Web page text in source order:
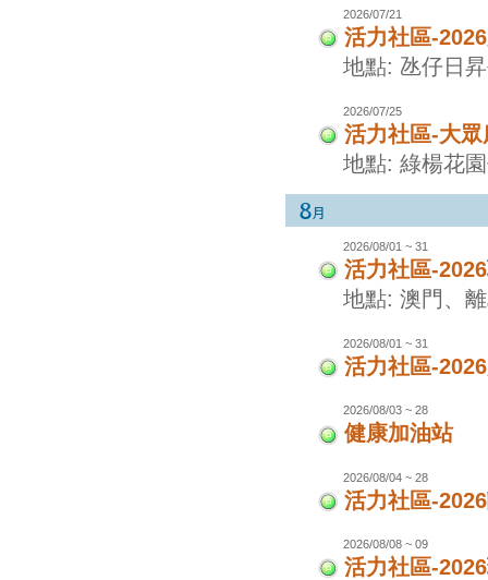
2026/07/21
活力社區-
地點: 氹仔日
2026/07/25
活力社區-大眾
地點: 綠楊花
2026/08/01 ~ 31
活力社區-
地點: 澳門、
2026/08/01 ~ 31
活力社區-
2026/08/03 ~ 28
健康加油站
2026/08/04 ~ 28
活力社區-
2026/08/08 ~ 09
活力社區-